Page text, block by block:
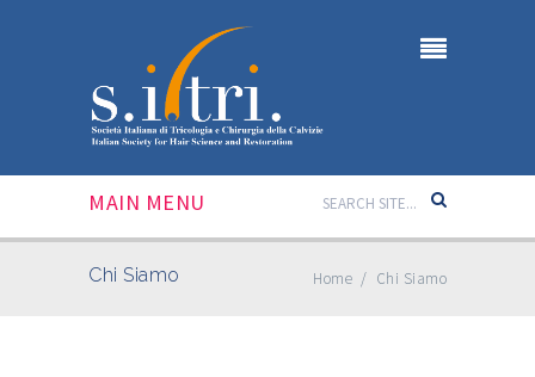
MAIN MENU
Chi Siamo Home / Chi Siamo